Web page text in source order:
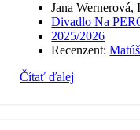
Jana
Divadlo Na
2025/2026
Recenzent:
Čítať ďalej